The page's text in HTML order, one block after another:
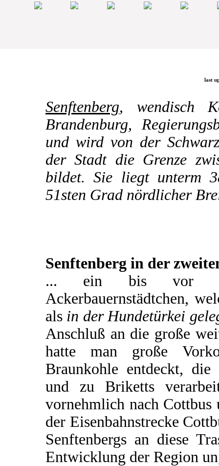
last
Senftenberg, wendisch
Brandenburg,
und wird von der
der Stadt die Grenze
bildet. Sie liegt unterm
51sten Grad nördlicher
Senftenberg in der
... ein bis vor
Ackerbauernstädtchen,
als in der Hundetürkei
Anschluß an die große
hatte man große
Braunkohle entdeckt, die
und zu Briketts
vornehmlich nach
der Eisenbahnstrecke
Senftenbergs an diese
Entwicklung der Region